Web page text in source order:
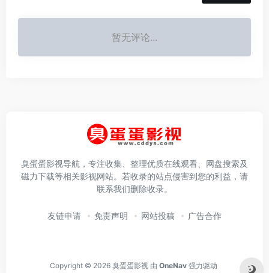
暂无评论...
臭蛋蛋影视导航，专注收集、整理优质在线观看、网盘搜索及
磁力下载等相关影视网站。若收录的站点侵害到您的利益，请
联系我们删除收录。
友链申请 免责声明 网站投稿 广告合作
Copyright © 2026 臭蛋蛋影视 由 OneNav 强力驱动